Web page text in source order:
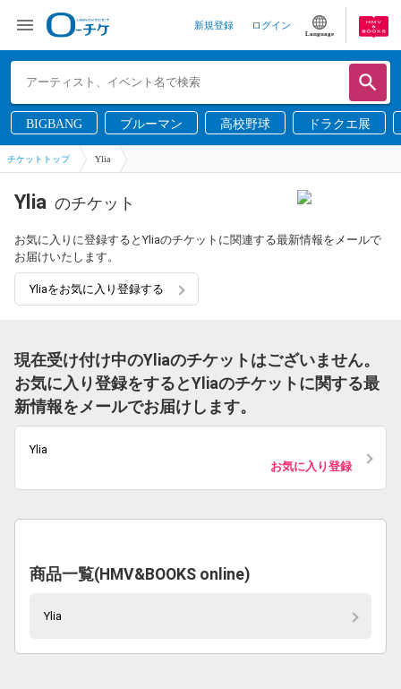
新規登録 ログイン
Language
BIGBANG ブルーマン 高校野球 ドラクエ展
チケットトップ Ylia
Ylia のチケット
お気に入りに登録するとYliaのチケットに関連する最新情報をメールで
お届けいたします。
Yliaをお気に入り登録する
現在受け付け中のYliaのチケットはございません。
お気に入り登録をするとYliaのチケットに関する最
新情報をメールでお届けします。
Ylia
お気に入り登録
商品一覧(HMV&BOOKS online)
Ylia